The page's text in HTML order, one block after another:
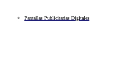
Pantallas Publicitarias Digitales